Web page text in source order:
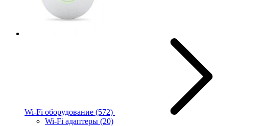
Wi-Fi оборудование (572)
Wi-Fi адаптеры (20)